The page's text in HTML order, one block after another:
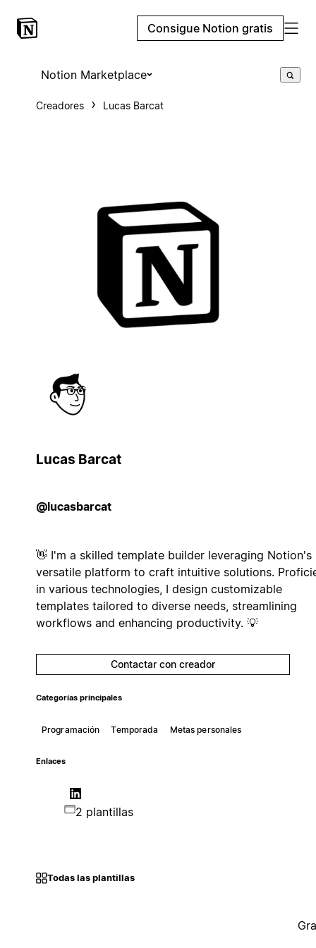
Consigue Notion gratis
Notion Marketplace
Creadores Lucas Barcat
Lucas Barcat
@lucasbarcat
👋 I'm a skilled template builder leveraging Notion's
versatile platform to craft intuitive solutions.
in various technologies, I design customizable
templates tailored to diverse needs, streamlining
workflows and enhancing productivity. 💡
Contactar con creador
Categorías principales
Programación Temporada Metas personales
Enlaces
2 plantillas
Todas las plantillas